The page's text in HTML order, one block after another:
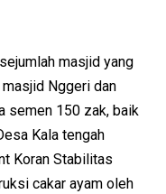
masjid yang
masjid Nggeri dan
semen 150 zak, baik
Kala tengah
Koran Stabilitas
cakar ayam oleh